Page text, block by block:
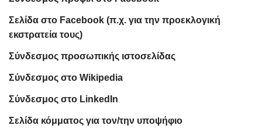
Σελίδα στο Facebook (π.χ. για την προεκλογική
εκστρατεία τους)
Σύνδεσμος προσωπικής ιστοσελίδας
Σύνδεσμος στο Wikipedia
Σύνδεσμος στο LinkedIn
Σελίδα κόμματος για τον/την υποψήφιο